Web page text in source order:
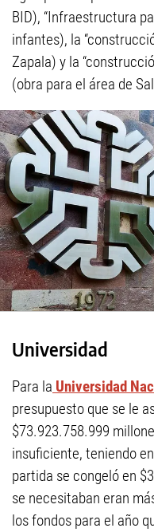
BID), “Infraestructura
infantes), la
Zapala) y la
(obra para el área de
Universidad
Para la Universidad
presupuesto que se le
$73.923.758.999
insuficiente, teniendo
partida se congeló en
se necesitaban eran
los fondos para el año